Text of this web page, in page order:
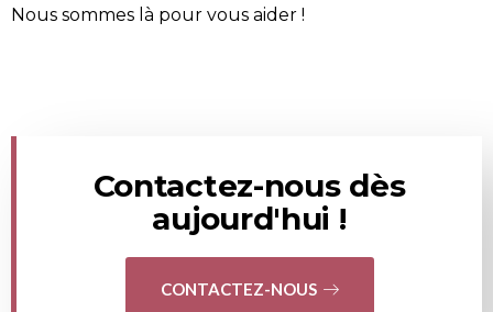
Nous sommes là pour vous aider !
Contactez-nous dès
aujourd'hui !
CONTACTEZ-NOUS